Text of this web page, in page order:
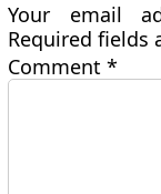
Your email
Required fields
Comment*